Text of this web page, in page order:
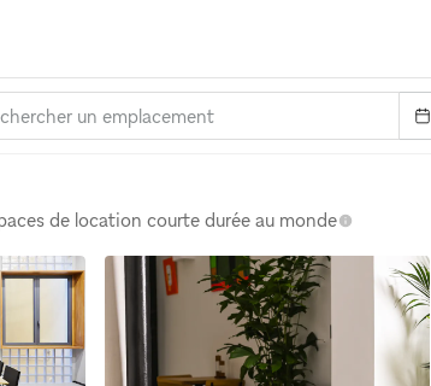
Projets Équipements
de location courte durée au monde